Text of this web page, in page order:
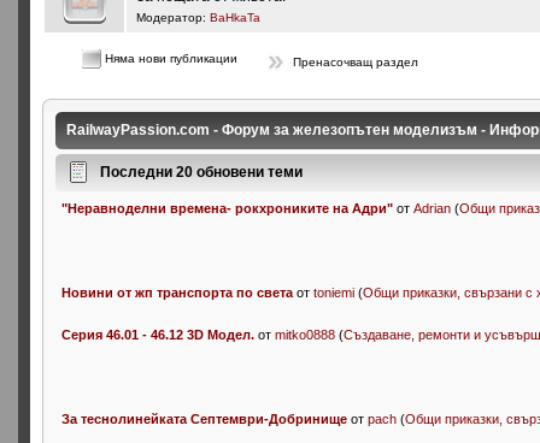
Модератор:BaHkaTa
Няма нови публикации Пренасочващ раздел
RailwayPassion.com - Форум за железопътен моделизъм -
Последни 20 обновени теми
"Неравноделни времена- рокхрониките на Адри" отAdrian (Общи
Новини от жп транспорта по света отtoniemi (Общи приказки, свързани с
Серия 46.01 - 46.12 3D Модел.отmitko0888 (Създаване, ремонти и
За теснолинейката Септември-Добринище отpach (Общи приказки,